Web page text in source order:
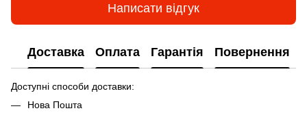
Написати відгук
Доставка Оплата Гарантія Повернення
Доступні способи доставки:
Нова Пошта